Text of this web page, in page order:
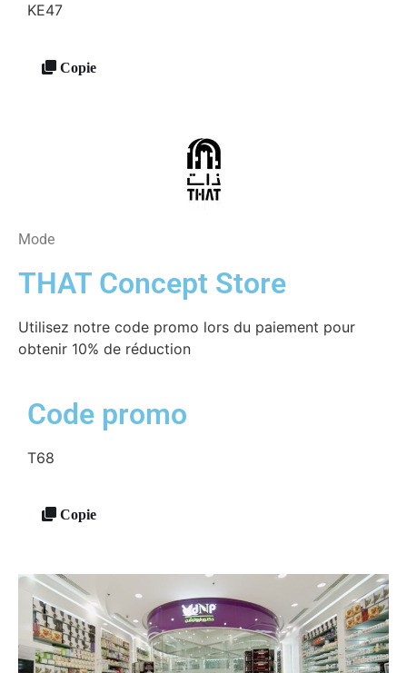
KE47
Copie
Mode
THAT Concept Store
Utilisez notre code promo lors du paiement pour
obtenir 10% de réduction
Code promo
T68
Copie